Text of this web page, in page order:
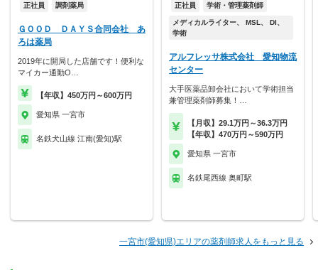
正社員 調剤薬局
ＧＯＯＤ ＤＡＹＳ合同会社 あ
ろは薬局
2019年に開局した店舗です！便利な
マイカー通勤O…
【年収】450万円～600万円
愛知県 一宮市
名鉄犬山線 江南(愛知)駅
正社員 学術・管理薬剤師
メディカルライター、 MSL、 DI、
学術
アルフレッサ株式会社 愛知物流
センター
大手医薬品卸会社において学術担当
兼管理薬剤師募集！…
【月収】29.1万円～36.3万円
【年収】470万円～590万円
愛知県 一宮市
名鉄尾西線 奥町駅
一宮市(愛知県)エリアの薬剤師求人をもっと見る